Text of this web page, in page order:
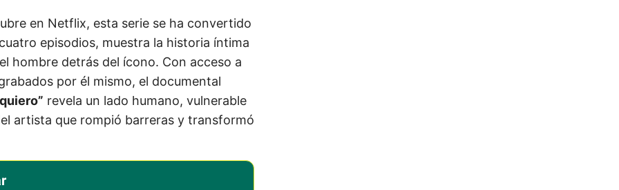
en Netflix, esta serie se ha convertido
episodios, muestra la historia íntima
hombre detrás del ícono. Con acceso a
por él mismo, el documental
revela un lado humano, vulnerable
artista que rompió barreras y transformó